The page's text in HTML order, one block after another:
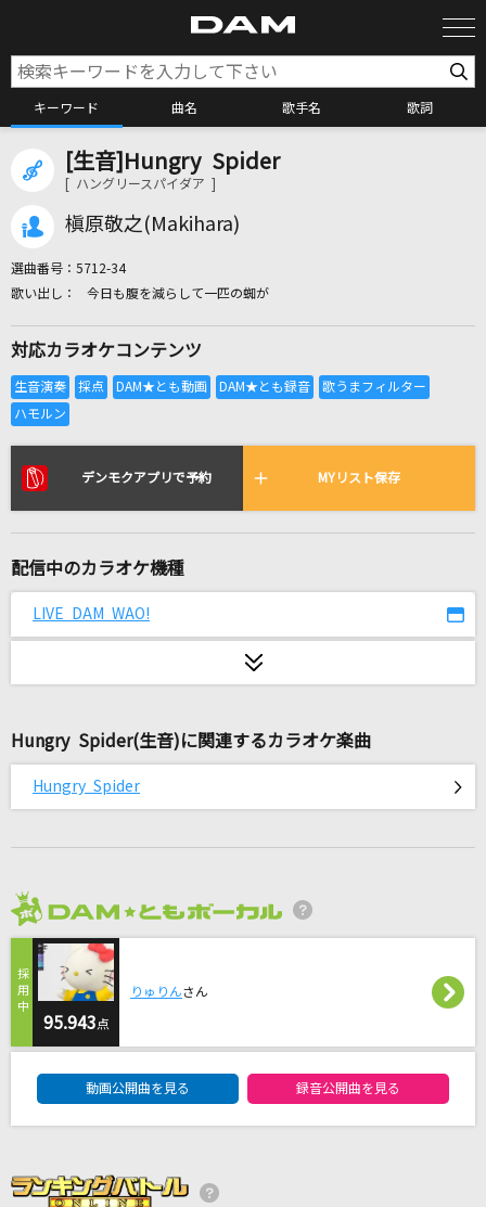
キーワード 曲名 歌手名 歌詞
カラオケ検索
カラオケ店舗検索
全国りれき
リアルタイムで歌われている曲の一覧
[生音]HAPPY BIRTHDAY
[生音]明日晴れるかな
桑田佳祐
辛島美登里
怪獣
なとり
プロポーズ
ハートにヒント！名探偵プリキュア！
石井あみ
[生音]Rising Hope
LiSA
flumpool
[生音]Hungry Spider
[ ハングリースパイダア ]
槇原敬之(Makihara)
選曲番号： 5712-34
今日も腹を減らして一匹の蜘が
対応カラオケコンテンツ
デンモクアプリで予約 MYリスト保存
配信中のカラオケ機種
LIVE DAM WAO!
Hungry Spider(生音)に関連するカラオケ楽曲
Hungry Spider
95.943点
りゅりんさん
動画公開曲を見る 録音公開曲を見る